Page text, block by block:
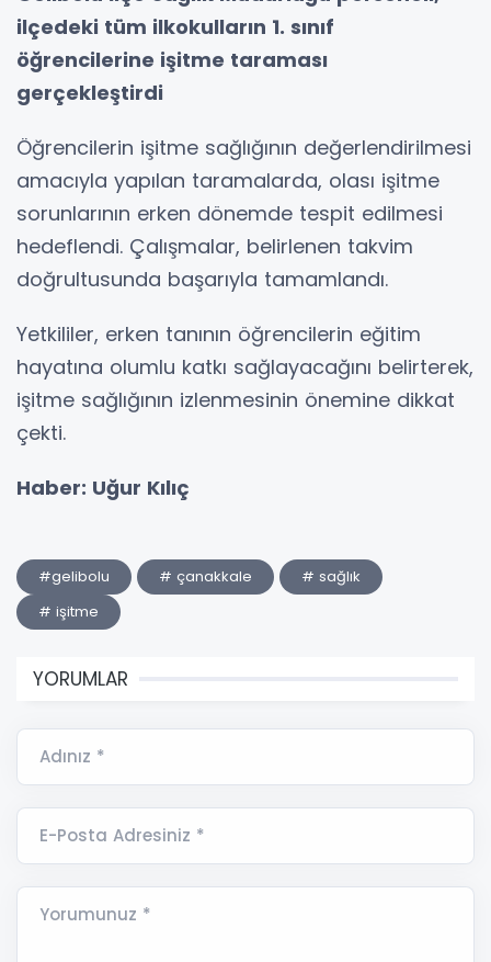
ilçedeki tüm ilkokulların 1. sınıf
öğrencilerine işitme taraması
gerçekleştirdi
Öğrencilerin işitme sağlığının değerlendirilmesi
amacıyla yapılan taramalarda, olası işitme
sorunlarının erken dönemde tespit edilmesi
hedeflendi. Çalışmalar, belirlenen takvim
doğrultusunda başarıyla tamamlandı.
Yetkililer, erken tanının öğrencilerin eğitim
hayatına olumlu katkı sağlayacağını belirterek,
işitme sağlığının izlenmesinin önemine dikkat
çekti.
Haber: Uğur Kılıç
#gelibolu # çanakkale
# sağlık
# işitme
YORUMLAR
Adınız *
E-Posta Adresiniz *
Yorumunuz *